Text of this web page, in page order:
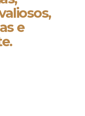
e